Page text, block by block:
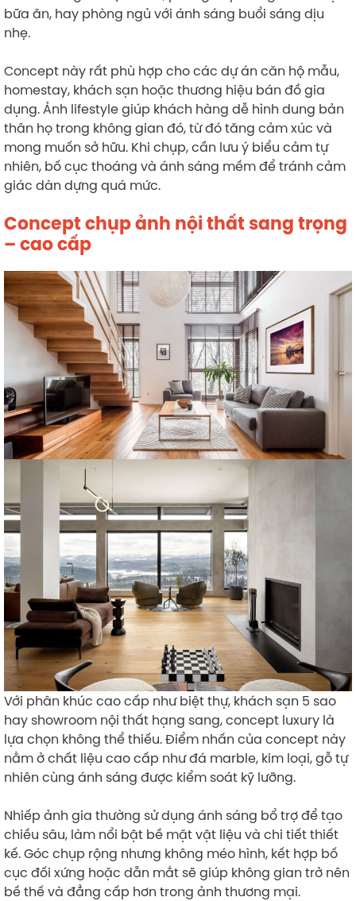
bữa ăn, hay phòng ngủ với ánh sáng buổi sáng dịu
nhẹ.
Concept này rất phù hợp cho các dự án căn hộ mẫu,
homestay, khách sạn hoặc thương hiệu bán đồ gia
dụng. Ảnh lifestyle giúp khách hàng dễ hình dung bản
thân họ trong không gian đó, từ đó tăng cảm xúc và
mong muốn sở hữu. Khi chụp, cần lưu ý biểu cảm tự
nhiên, bố cục thoáng và ánh sáng mềm để tránh cảm
giác dàn dựng quá mức.
Concept chụp ảnh nội thất sang trọng
– cao cấp
Với phân khúc cao cấp như biệt thự, khách sạn 5 sao
hay showroom nội thất hạng sang, concept luxury là
lựa chọn không thể thiếu. Điểm nhấn của concept này
nằm ở chất liệu cao cấp như đá marble, kim loại, gỗ tự
nhiên cùng ánh sáng được kiểm soát kỹ lưỡng.
Nhiếp ảnh gia thường sử dụng ánh sáng bổ trợ để tạo
chiều sâu, làm nổi bật bề mặt vật liệu và chi tiết thiết
kế. Góc chụp rộng nhưng không méo hình, kết hợp bố
cục đối xứng hoặc dẫn mắt sẽ giúp không gian trở nên
bề thế và đẳng cấp hơn trong ảnh thương mại.